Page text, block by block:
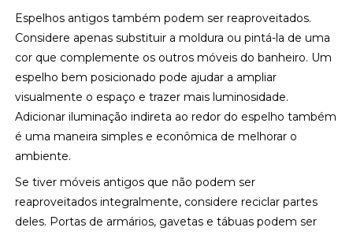
Espelhos antigos também podem ser reaproveitados.
Considere apenas substituir a moldura ou pintá-la de uma
cor que complemente os outros móveis do banheiro. Um
espelho bem posicionado pode ajudar a ampliar
visualmente o espaço e trazer mais luminosidade.
Adicionar iluminação indireta ao redor do espelho também
é uma maneira simples e econômica de melhorar o
ambiente.
Se tiver móveis antigos que não podem ser
reaproveitados integralmente, considere reciclar partes
deles. Portas de armários, gavetas e tábuas podem ser